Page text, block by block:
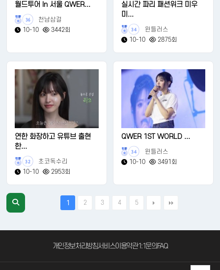
월드투어 In 서울 QWER...
36
천남삼걸
10-10
3442회
실시간 파리 패션위크 미우
미...
34
윈들러스
10-10
2875회
연한 화장하고 유튜브 출현
한...
32
초코독수리
10-10
2953회
QWER 1ST WORLD ...
34
윈들러스
10-10
3491회
1 2 3 4 5
개인정보처리방침서비스이용약관1:1문의FAQ